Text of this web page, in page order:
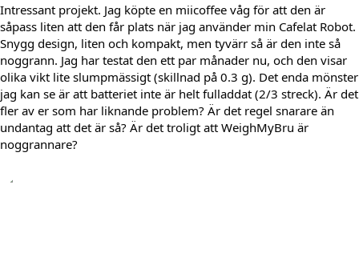
Intressant projekt. Jag köpte en miicoffee våg för att den är
såpass liten att den får plats när jag använder min Cafelat Robot.
Snygg design, liten och kompakt, men tyvärr så är den inte så
noggrann. Jag har testat den ett par månader nu, och den visar
olika vikt lite slumpmässigt (skillnad på 0.3 g). Det enda mönster
jag kan se är att batteriet inte är helt fulladdat (2/3 streck). Är det
fler av er som har liknande problem? Är det regel snarare än
undantag att det är så? Är det troligt att WeighMyBru är
noggrannare?